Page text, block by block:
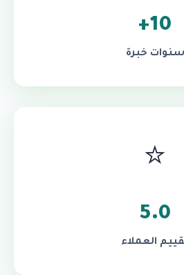
10+
سنوات خبرة
⭐
5.0
العملاء